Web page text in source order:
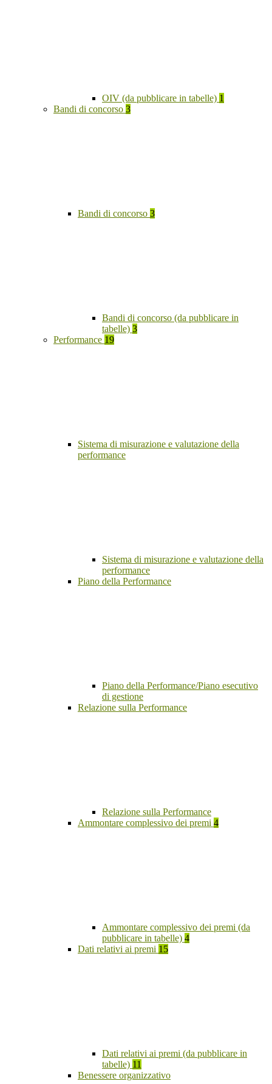
OIV (da pubblicare in tabelle) 1
Bandi di concorso 3
Bandi di concorso 3
Bandi di concorso (da pubblicare in
tabelle) 3
Performance 19
Sistema di misurazione e valutazione della
performance
Sistema di misurazione e valutazione della
performance
Piano della Performance
Piano della Performance/Piano esecutivo
di gestione
Relazione sulla Performance
Relazione sulla Performance
Ammontare complessivo dei premi 4
Ammontare complessivo dei premi (da
pubblicare in tabelle) 4
Dati relativi ai premi 15
Dati relativi ai premi (da pubblicare in
tabelle) 11
Benessere organizzativo